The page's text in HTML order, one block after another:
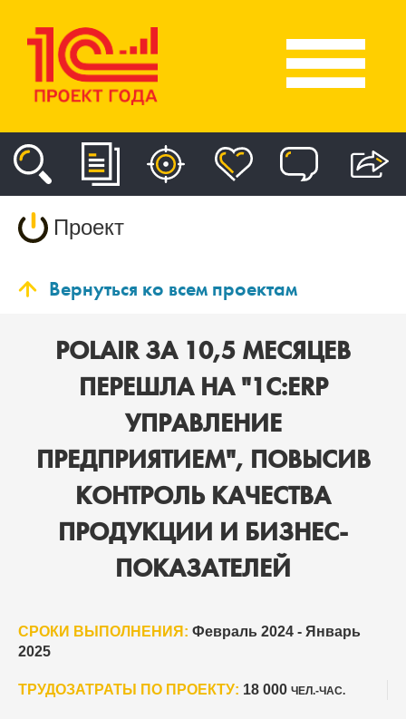
Проект
Вернуться ко всем проектам
POLAIR ЗА 10,5 МЕСЯЦЕВ
ПЕРЕШЛА НА "1С:ERP
УПРАВЛЕНИЕ
ПРЕДПРИЯТИЕМ", ПОВЫСИВ
КОНТРОЛЬ КАЧЕСТВА
ПРОДУКЦИИ И БИЗНЕС-
ПОКАЗАТЕЛЕЙ
СРОКИ ВЫПОЛНЕНИЯ: Февраль 2024 - Январь
2025
ТРУДОЗАТРАТЫ ПО ПРОЕКТУ: 18 000 ЧЕЛ.-ЧАС.